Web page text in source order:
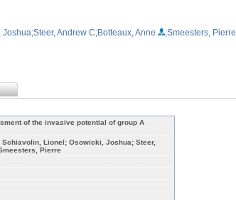
Joshua;Steer, Andrew C;Botteaux, Anne
;Smeesters, Pierre
of the invasive potential of group A
Lionel; Osowicki, Joshua; Steer,
Pierre